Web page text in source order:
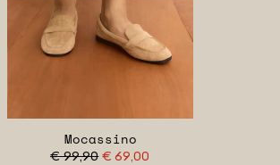
Mocassino
€ 99,90 € 69,00